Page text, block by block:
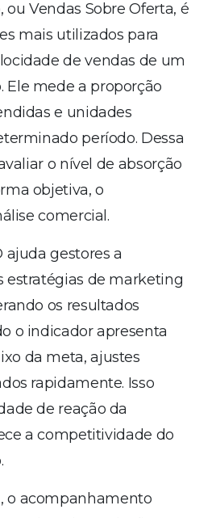
ou Vendas Sobre Oferta, é
mais utilizados para
de vendas de um
mede a proporção
e unidades
período. Dessa
o nível de absorção
objetiva, o
comercial.
ajuda gestores a
estratégias de marketing
os resultados
o indicador apresenta
da meta, ajustes
rapidamente. Isso
de reação da
a competitividade do
o acompanhamento